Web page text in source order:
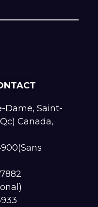
Dame, Saint-
Canada,